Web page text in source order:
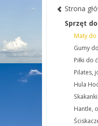
Strona
Sprzęt
Maty do
Gumy
Piłki do
Pilates,
Hula
Skakanki
Hantle,